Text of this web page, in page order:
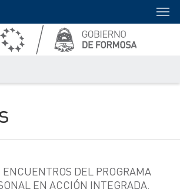
ENCUENTROS DEL PROGRAMA
EN ACCIÓN INTEGRADA.